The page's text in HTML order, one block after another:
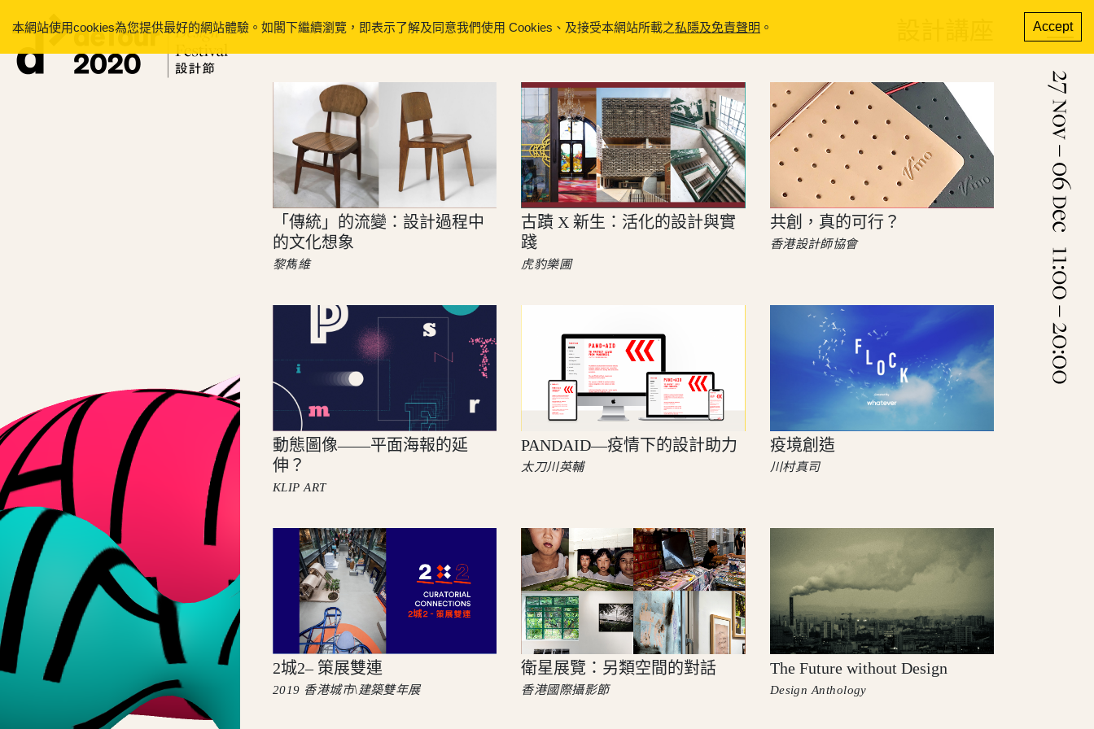
「傳統」的流變：設計過程中
的文化想象
黎雋維
古蹟 X 新生：活化的設計與實
踐
虎豹樂圃
共創，真的可行？
香港設計師協會
動態圖像——平面海報的延
伸？
KLIP ART
PANDAID—疫情下的設計助力
太刀川英輔
疫境創造
川村真司
2城2– 策展雙連
2019 香港城市\建築雙年展
衛星展覽：另類空間的對話
香港國際攝影節
The Future without Design
Design Anthology
本網站使用cookies為您提供最好的網站體驗。如閣下繼續瀏覽，即表示了解及同意我們使用 Cookies、及接受本網站所載之私隱及免責聲明 。 Accept